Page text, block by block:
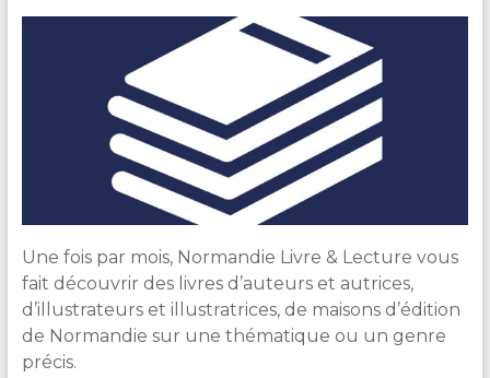
Une fois par mois, Normandie Livre & Lecture vous
fait découvrir des livres d’auteurs et autrices,
d’illustrateurs et illustratrices, de maisons d’édition
de Normandie sur une thématique ou un genre
précis.